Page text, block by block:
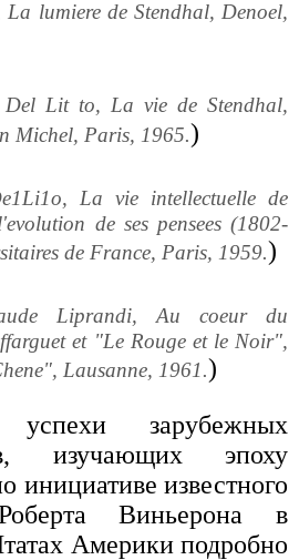
lumiere de Stendhal, Denoel,
Del Lit to, La vie de Stendhal,
Michel, Paris, 1965.)
La vie intellectuelle de
de ses pensees (1802-
de France, Paris, 1959.)
Liprandi, Au coeur du
et "Le Rouge et le Noir",
Lausanne, 1961.)
успехи зарубежных
изучающих эпоху
инициативе известного
Виньерона в
Америки подробно